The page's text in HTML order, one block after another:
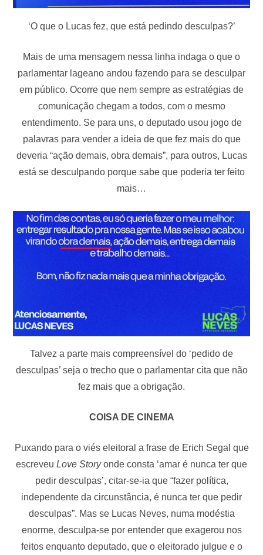
‘O que o Lucas fez, que está pedindo desculpas?’
Mais de uma mensagem nessa linha indaga o que o
parlamentar lageano andou fazendo para se desculpar
em público. Ocorre que nem sempre as estratégias de
comunicação chegam a todos, com o mesmo
entendimento. Se para uns, o deputado usou jogo de
palavras para vender a ideia de que fez mais do que
deveria “ação demais, obra demais”, para outros, Lucas
está se desculpando porque sabe que poderia ter feito
mais…
Talvez a parte mais compreensível do ‘pedido de
desculpas’ seja o trecho que o parlamentar cita que não
fez mais que a obrigação.
COISA DE CINEMA
Puxando para o viés eleitoral a frase de Erich Segal que
escreveu Love Storyonde consta ‘amar é nunca ter que
pedir desculpas’, citar-se-ia que “fazer política,
independente da circunstância, é nunca ter que pedir
desculpas”. Mas se Lucas Neves, numa modéstia
enorme, desculpa-se por entender que exagerou nos
feitos enquanto deputado, que o eleitorado julgue e o